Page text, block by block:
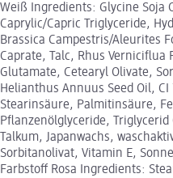
Weiß Ingredients: Glycine Soja
Caprylic/Capric Triglyceride,
Brassica Campestris/Aleurites
Caprate, Talc, Rhus Verniciflua
Glutamate, Cetearyl Olivate,
Helianthus Annuus Seed Oil,
Stearinsäure, Palmitinsäure,
Pflanzenölglyceride, Triglycerid
Talkum, Japanwachs,
Sorbitanolivat, Vitamin E,
Farbstoff Rosa Ingredients: